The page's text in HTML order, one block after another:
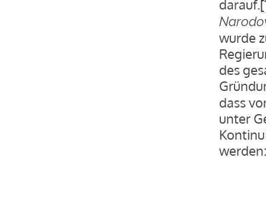
darauf.
wurde
des
dass
unter
werden: